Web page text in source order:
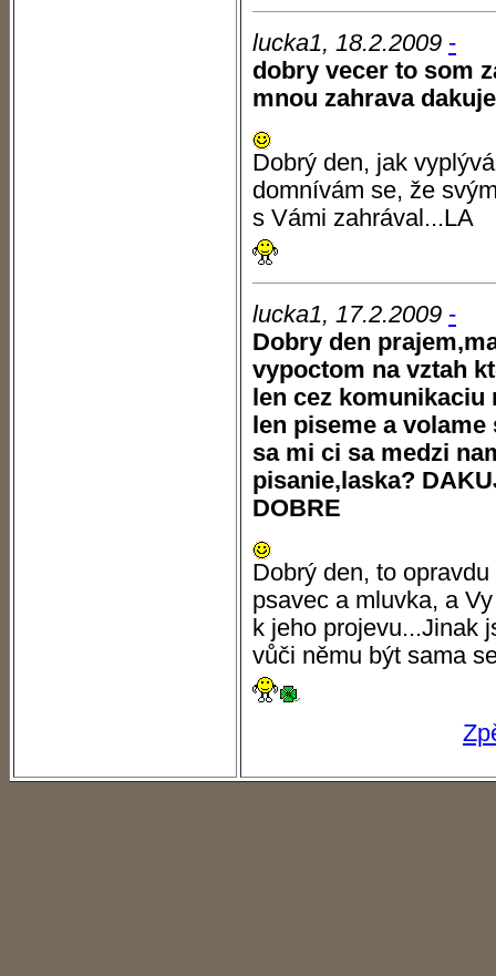
lucka1, 18.2.2009 -
dobry vecer to som
mnou zahrava
Dobrý den, jak
domnívám se, že
s Vámi zahrával...LA
lucka1, 17.2.2009 -
Dobry den
vypoctom na vztah
len cez
len piseme a
sa mi ci sa medzi
pisanie,laska?
DOBRE
Dobrý den, to
psavec a mluvka, a
k jeho projevu...Jinak
vůči němu být sama